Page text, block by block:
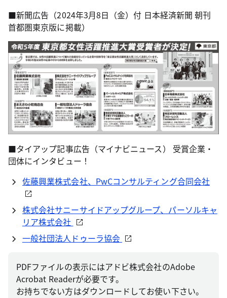
■新聞広告（2024年3月8日（金）付 日本経済新聞 朝刊
首都圏東京版に掲載）
■タイアップ記事広告（マイナビニュース） 受賞企業・
団体にインタビュー！
佐藤興業株式会社、PwCコンサルティング合同会社
株式会社サニーサイドアップグループ、パーソルキャ
リア株式会社
一般社団法人ドゥーラ協会
PDFファイルの表示にはアドビ株式会社のAdobe
Acrobat Readerが必要です。
お持ちでない方はダウンロードしてお使い下さい。